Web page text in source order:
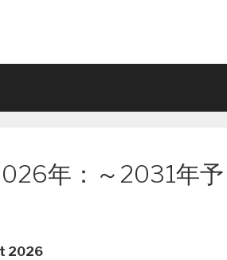
年：～2031年予
2026